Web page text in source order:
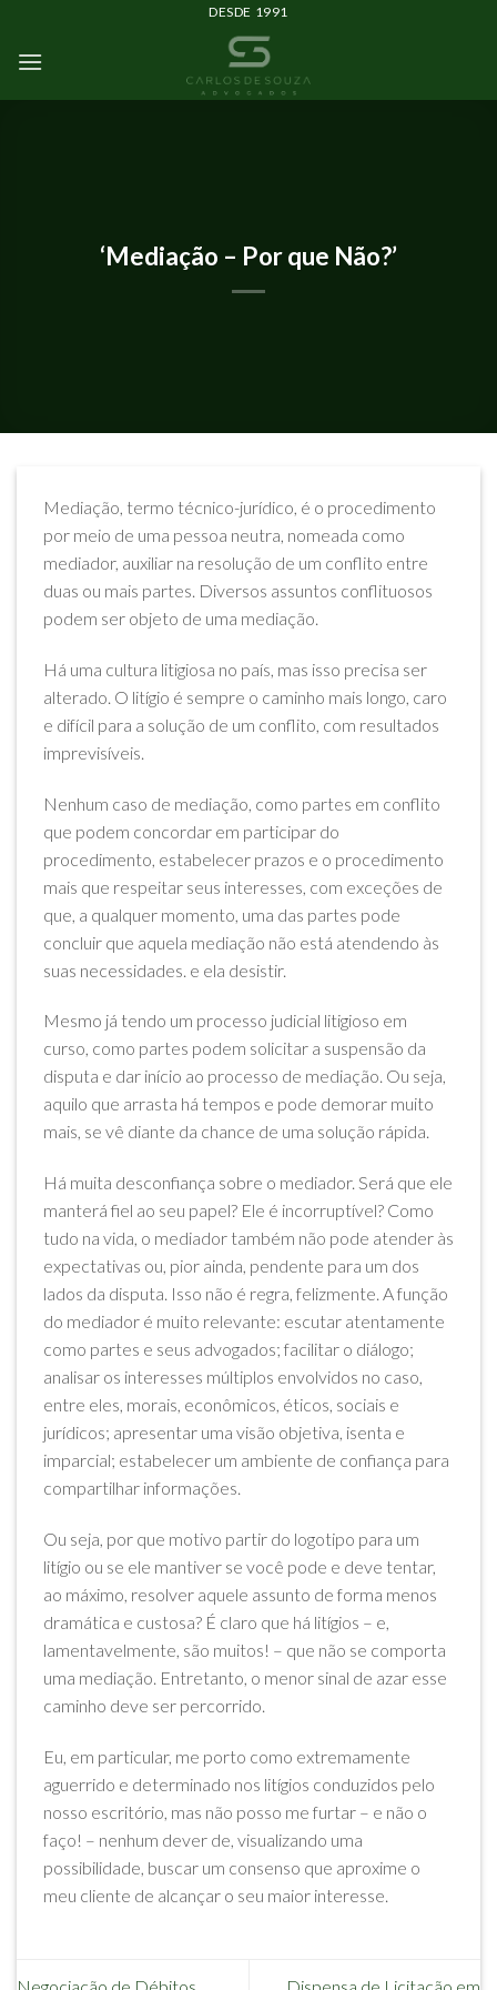
DESDE 1991
‘Mediação – Por que Não?’
Mediação, termo técnico-jurídico, é o procedimento
por meio de uma pessoa neutra, nomeada como
mediador, auxiliar na resolução de um conflito entre
duas ou mais partes. Diversos assuntos conflituosos
podem ser objeto de uma mediação.
Há uma cultura litigiosa no país, mas isso precisa ser
alterado. O litígio é sempre o caminho mais longo, caro
e difícil para a solução de um conflito, com resultados
imprevisíveis.
Nenhum caso de mediação, como partes em conflito
que podem concordar em participar do
procedimento, estabelecer prazos e o procedimento
mais que respeitar seus interesses, com exceções de
que, a qualquer momento, uma das partes pode
concluir que aquela mediação não está atendendo às
suas necessidades. e ela desistir.
Mesmo já tendo um processo judicial litigioso em
curso, como partes podem solicitar a suspensão da
disputa e dar início ao processo de mediação. Ou seja,
aquilo que arrasta há tempos e pode demorar muito
mais, se vê diante da chance de uma solução rápida.
Há muita desconfiança sobre o mediador. Será que ele
manterá fiel ao seu papel? Ele é incorruptível? Como
tudo na vida, o mediador também não pode atender às
expectativas ou, pior ainda, pendente para um dos
lados da disputa. Isso não é regra, felizmente. A função
do mediador é muito relevante: escutar atentamente
como partes e seus advogados; facilitar o diálogo;
analisar os interesses múltiplos envolvidos no caso,
entre eles, morais, econômicos, éticos, sociais e
jurídicos; apresentar uma visão objetiva, isenta e
imparcial; estabelecer um ambiente de confiança para
compartilhar informações.
Ou seja, por que motivo partir do logotipo para um
litígio ou se ele mantiver se você pode e deve tentar,
ao máximo, resolver aquele assunto de forma menos
dramática e custosa? É claro que há litígios – e,
lamentavelmente, são muitos! – que não se comporta
uma mediação. Entretanto, o menor sinal de azar esse
caminho deve ser percorrido.
Eu, em particular, me porto como extremamente
aguerrido e determinado nos litígios conduzidos pelo
nosso escritório, mas não posso me furtar – e não o
faço! – nenhum dever de, visualizando uma
possibilidade, buscar um consenso que aproxime o
meu cliente de alcançar o seu maior interesse.